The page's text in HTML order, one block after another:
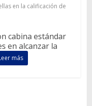
en la calificación de
cabina estándar
en alcanzar la
más